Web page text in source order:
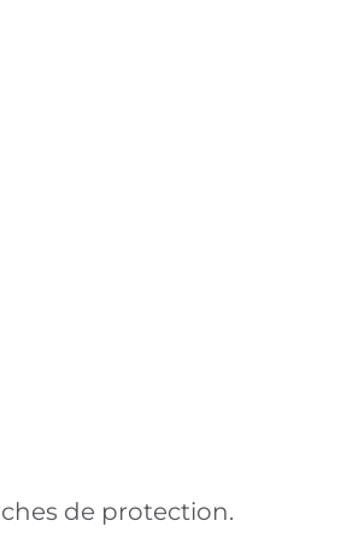
de protection.